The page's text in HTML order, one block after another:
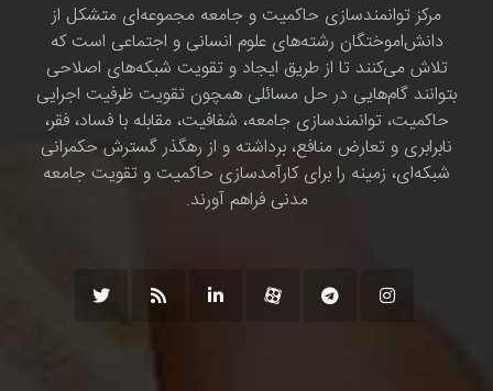
مرکز توانمندسازی حاکمیت و جامعه مجموعه‌ای متشکل از
دانش‌اموختگان رشته‌های علوم انسانی و اجتماعی است که
تلاش می‌کنند تا از طریق ایجاد و تقویت شبکه‌های اصلاحی
بتوانند گام‌هایی در حل مسائلی همچون تقویت ظرفیت اجرایی
حاکمیت، توانمندسازی جامعه، شفافیت، مقابله با فساد، فقر،
نابرابری و تعارض منافع، برداشته و از رهگذر گسترش حکمرانی
شبکه‌ای، زمینه را برای کارآمدسازی حاکمیت و تقویت جامعه
مدنی فراهم آورند.